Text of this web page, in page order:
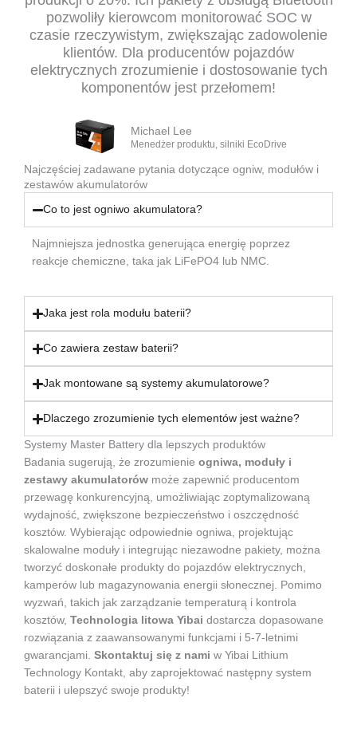
pozwoliły kierowcom monitorować SOC w
czasie rzeczywistym, zwiększając zadowolenie
klientów. Dla producentów pojazdów
elektrycznych zrozumienie i dostosowanie tych
komponentów jest przełomem!
Michael Lee
Menedżer produktu, silniki EcoDrive
Najczęściej zadawane pytania dotyczące ogniw, modułów i
zestawów akumulatorów
Co to jest ogniwo akumulatora?
Najmniejsza jednostka generująca energię poprzez
reakcje chemiczne, taka jak LiFePO4 lub NMC.
Jaka jest rola modułu baterii?
Co zawiera zestaw baterii?
Jak montowane są systemy akumulatorowe?
Dlaczego zrozumienie tych elementów jest ważne?
Systemy Master Battery dla lepszych produktów
Badania sugerują, że zrozumienie ogniwa, moduły i
zestawy akumulatorów może zapewnić producentom
przewagę konkurencyjną, umożliwiając zoptymalizowaną
wydajność, zwiększone bezpieczeństwo i oszczędność
kosztów. Wybierając odpowiednie ogniwa, projektując
skalowalne moduły i integrując niezawodne pakiety, można
tworzyć doskonałe produkty do pojazdów elektrycznych,
kamperów lub magazynowania energii słonecznej. Pomimo
wyzwań, takich jak zarządzanie temperaturą i kontrola
kosztów, Technologia litowa Yibai dostarcza dopasowane
rozwiązania z zaawansowanymi funkcjami i 5-7-letnimi
gwarancjami. Skontaktuj się z nami w Yibai Lithium
Technology Kontakt, aby zaprojektować następny system
baterii i ulepszyć swoje produkty!